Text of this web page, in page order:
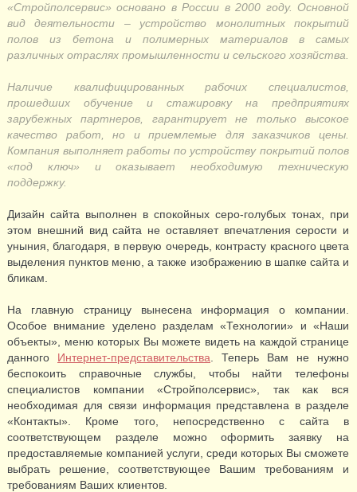
«Стройполсервис» основано в России в 2000 году. Основной
вид деятельности – устройство монолитных покрытий
полов из бетона и полимерных материалов в самых
различных отраслях промышленности и сельского хозяйства.
Наличие квалифицированных рабочих специалистов,
прошедших обучение и стажировку на предприятиях
зарубежных партнеров, гарантирует не только высокое
качество работ, но и приемлемые для заказчиков цены.
Компания выполняет работы по устройству покрытий полов
«под ключ» и оказывает необходимую техническую
поддержку.
Дизайн сайта выполнен в спокойных серо-голубых тонах, при
этом внешний вид сайта не оставляет впечатления серости и
уныния, благодаря, в первую очередь, контрасту красного цвета
выделения пунктов меню, а также изображению в шапке сайта и
бликам.
На главную страницу вынесена информация о компании.
Особое внимание уделено разделам «Технологии» и «Наши
объекты», меню которых Вы можете видеть на каждой странице
данного Интернет-представительства . Теперь Вам не нужно
беспокоить справочные службы, чтобы найти телефоны
специалистов компании «Стройполсервис», так как вся
необходимая для связи информация представлена в разделе
«Контакты». Кроме того, непосредственно с сайта в
соответствующем разделе можно оформить заявку на
предоставляемые компанией услуги, среди которых Вы сможете
выбрать решение, соответствующее Вашим требованиям и
требованиям Ваших клиентов.